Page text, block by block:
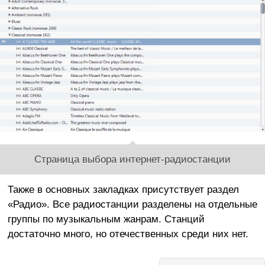
Страница выбора интернет-радиостанции
Также в основных закладках присутствует раздел
«Радио». Все радиостанции разделены на отдельные
группы по музыкальным жанрам. Станций
достаточно много, но отечественных среди них нет.